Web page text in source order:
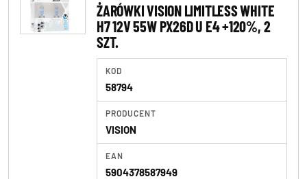
ŻARÓWKI VISION LIMITLESS WHITE
H7 12V 55W PX26D U E4 +120%, 2
SZT.
KOD
58794
PRODUCENT
VISION
EAN
5904378587949